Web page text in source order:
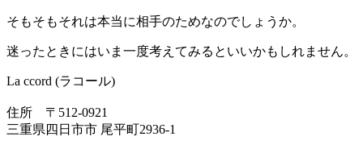
そもそもそれは本当に相手のためなのでしょうか。
迷ったときにはいま一度考えてみるといいかもしれません。
La ccord (ラコール)
住所 〒512-0921
三重県四日市市 尾平町2936-1